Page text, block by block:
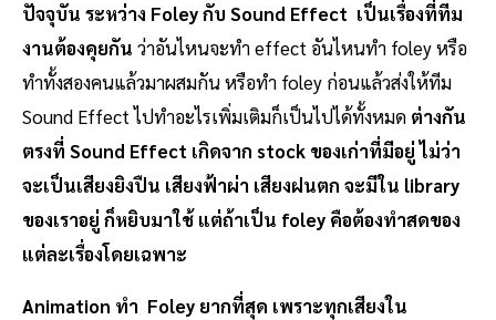
ปัจจุบัน ระหว่าง Foley กับ Sound Effect เป็นเรื่องที่ทีม
งานต้องคุยกัน ว่าอันไหนจะทำ effect อันไหนทำ foley หรือ
ทำทั้งสองคนแล้วมาผสมกัน หรือทำ foley ก่อนแล้วส่งให้ทีม
Sound Effect ไปทำอะไรเพิ่มเติมก็เป็นไปได้ทั้งหมด ต่างกัน
ตรงที่ Sound Effect เกิดจาก stock ของเก่าที่มีอยู่ ไม่ว่า
จะเป็นเสียงยิงปืน เสียงฟ้าผ่า เสียงฝนตก จะมีใน library
ของเราอยู่ ก็หยิบมาใช้ แต่ถ้าเป็น foley คือต้องทำสดของ
แต่ละเรื่องโดยเฉพาะ
Animation ทำ Foley ยากที่สุด เพราะทุกเสียงใน